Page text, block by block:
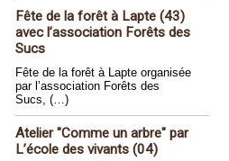
Fête de la forêt à Lapte (43)
avec l’association Forêts des
Sucs
Fête de la forêt à Lapte organisée
par l’association Forêts des
Sucs, (…)
Atelier "Comme un arbre" par
L’école des vivants (04)